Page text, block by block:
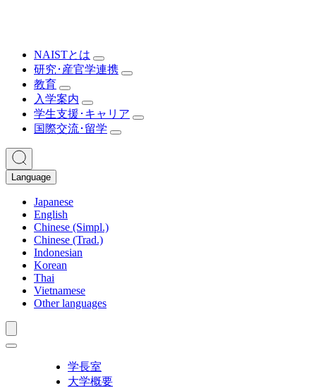
NAISTとは
研究･産官学連携
教育
入学案内
学生支援･キャリア
国際交流･留学
Language
Japanese
English
Chinese (Simpl.)
Chinese (Trad.)
Indonesian
Korean
Thai
Vietnamese
Other languages
学長室
大学概要